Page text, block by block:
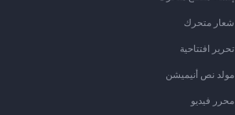
شعار متحرك
تحرير افتتاحية
مولد نص أنيميشن
محرر فيديو